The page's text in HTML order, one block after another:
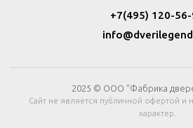
+7(495) 120-
2025 © ООО "Фабрика
Сайт не является публичной офертой
характер.